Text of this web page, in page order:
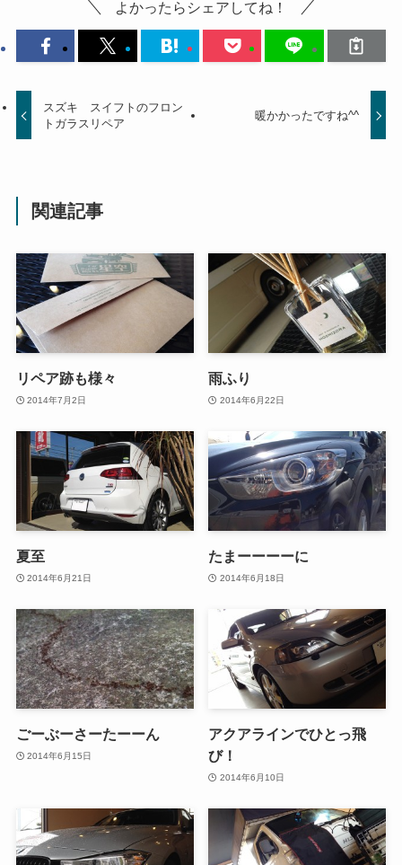
よかったらシェアしてね！
スズキ スイフトのフロン
トガラスリペア
暖かかったですね^^
関連記事
リペア跡も様々
2014年7月2日
雨ふり
2014年6月22日
夏至
2014年6月21日
たまーーーーに
2014年6月18日
ごーぶーさーたーーん
2014年6月15日
アクアラインでひとっ飛
び！
2014年6月10日